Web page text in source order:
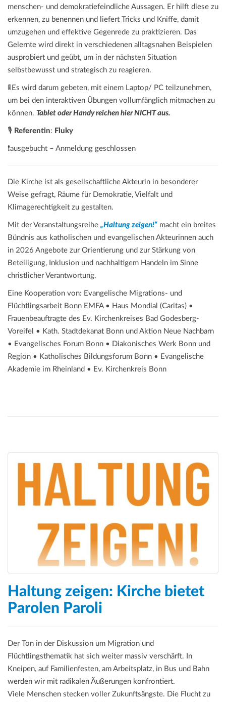
menschen- und demokratiefeindliche Aussagen. Er hilft diese zu
erkennen, zu benennen und liefert Tricks und Kniffe, damit
umzugehen und effektive Gegenrede zu praktizieren. Das
Gelernte wird direkt in verschiedenen alltagsnahen Beispielen
ausprobiert und geübt, um in der nächsten Situation
selbstbewusst und strategisch zu reagieren.
🚦Es wird darum gebeten, mit einem Laptop/ PC teilzunehmen,
um bei den interaktiven Übungen vollumfänglich mitmachen zu
können. Tablet oder Handy reichen hier NICHT aus.
🎙️ Referentin: Fluky
❗ausgebucht – Anmeldung geschlossen
Die Kirche ist als gesellschaftliche Akteurin in besonderer
Weise gefragt, Räume für Demokratie, Vielfalt und
Klimagerechtigkeit zu gestalten.
Mit der Veranstaltungsreihe „Haltung zeigen!“ macht ein breites
Bündnis aus katholischen und evangelischen Akteurinnen auch
in 2026 Angebote zur Orientierung und zur Stärkung von
Beteiligung, Inklusion und nachhaltigem Handeln im Sinne
christlicher Verantwortung.
Eine Kooperation von: Evangelische Migrations- und
Flüchtlingsarbeit Bonn EMFA • Haus Mondial (Caritas) •
Frauenbeauftragte des Ev. Kirchenkreises Bad Godesberg-
Voreifel • Kath. Stadtdekanat Bonn und Aktion Neue Nachbarn
• Evangelisches Forum Bonn • Diakonisches Werk Bonn und
Region • Katholisches Bildungsforum Bonn • Evangelische
Akademie im Rheinland • Ev. Kirchenkreis Bonn
Haltung zeigen: Kirche bietet
Parolen Paroli
Der Ton in der Diskussion um Migration und
Flüchtlingsthematik hat sich weiter massiv verschärft. In
Kneipen, auf Familienfesten, am Arbeitsplatz, in Bus und Bahn
werden wir mit radikalen Äußerungen konfrontiert.
Viele Menschen stecken voller Zukunftsängste. Die Flucht zu